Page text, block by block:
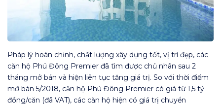
Pháp lý hoàn chỉnh, chất lượng xây dựng tốt, vị trí đẹp, các
căn hộ Phú Đông Premier đã tìm được chủ nhân sau 2
tháng mở bán và hiện liên tục tăng giá trị. So với thời điểm
mở bán 5/2018, căn hộ Phú Đông Premier có giá từ 1,5 tỷ
đồng/căn (đã VAT), các căn hộ hiện có giá trị chuyển